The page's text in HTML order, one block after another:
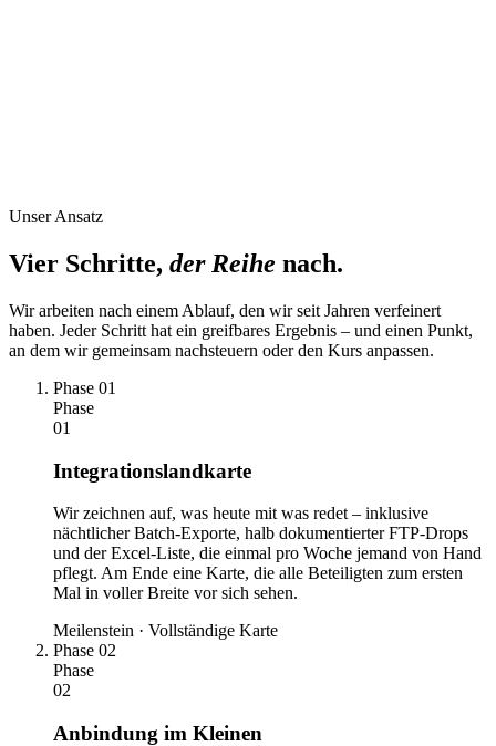
Unser Ansatz
Vier Schritte, der Reihe nach.
Wir arbeiten nach einem Ablauf, den wir seit Jahren verfeinert
haben. Jeder Schritt hat ein greifbares Ergebnis – und einen Punkt,
an dem wir gemeinsam nachsteuern oder den Kurs anpassen.
Phase 01
Phase
01
Integrationslandkarte
Wir zeichnen auf, was heute mit was redet – inklusive
nächtlicher Batch-Exporte, halb dokumentierter FTP-Drops
und der Excel-Liste, die einmal pro Woche jemand von Hand
pflegt. Am Ende eine Karte, die alle Beteiligten zum ersten
Mal in voller Breite vor sich sehen.
Meilenstein · Vollständige Karte
Phase 02
Phase
02
Anbindung im Kleinen